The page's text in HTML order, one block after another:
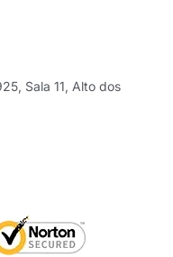
Sala 11, Alto dos